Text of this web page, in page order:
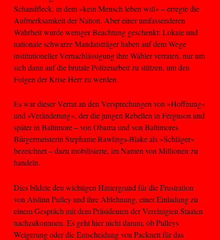
Schandfleck, in dem »kein Mensch leben will« – erregte die
Aufmerksamkeit der Nation. Aber einer umfassenderen
Wahrheit wurde weniger Beachtung geschenkt: Lokale und
nationale schwarze Mandatsträger haben auf dem Wege
institutioneller Vernachlässigung ihre Wähler verraten, nur um
sich dann auf die brutale Polizeiarbeit zu stützen, um den
Folgen der Krise Herr zu werden.
Es war dieser Verrat an den Versprechungen von »Hoffnung«
und »Veränderung«, der die jungen Rebellen in Ferguson und
später in Baltimore – von Obama und von Baltimores
Bürgermeisterin Stephanie Rawlings-Blake als »Schläger«
bezeichnet – dazu mobilisierte, im Namen von Millionen zu
handeln.
Dies bildete den wichtigen Hintergrund für die Frustration
von Aislinn Pulley und ihre Ablehnung, einer Einladung zu
einem Gespräch mit dem Präsidenten der Vereinigten Staaten
nachzukommen. Es geht hier nicht darum, ob Pulleys
Weigerung oder die Entscheidung von Packnett für das